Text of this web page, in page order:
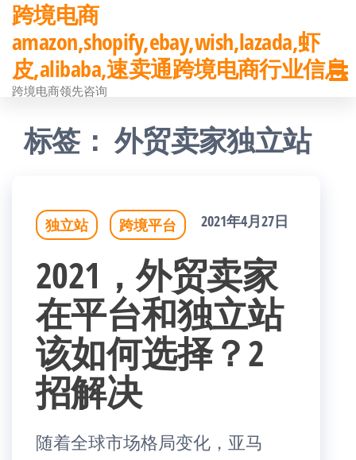
前
往
内
跨境电商
amazon,shopify,ebay,wish,lazada,虾
皮,alibaba,速卖通跨境电商行业信息
跨境电商领先咨询
标签：外贸卖家独立站
独立站 跨境平台 2021年4月27日
2021，外贸卖家
在平台和独立站
该如何选择？2
招解决
随着全球市场格局变化，亚马